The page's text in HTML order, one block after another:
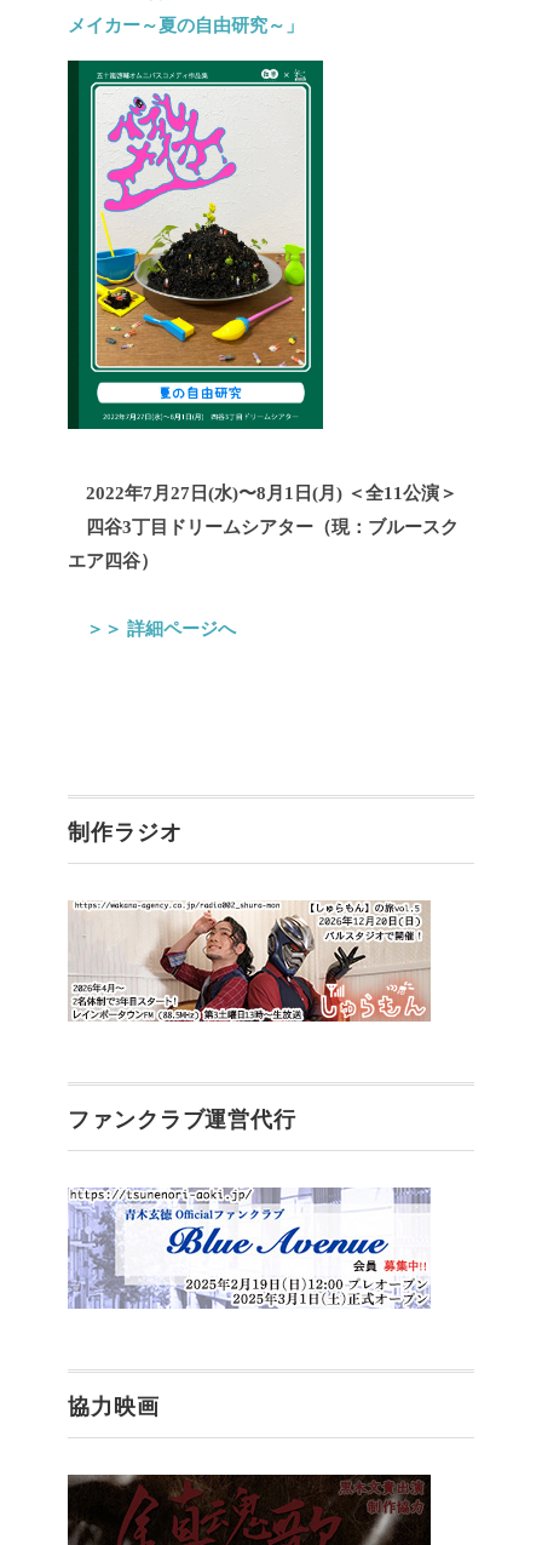
メイカー～夏の自由研究～」
2022年7月27日(水)〜8月1日(月) ＜全11公演＞
四谷3丁目ドリームシアター（現：ブルースク
エア四谷）
＞＞ 詳細ページへ
制作ラジオ
ファンクラブ運営代行
協力映画